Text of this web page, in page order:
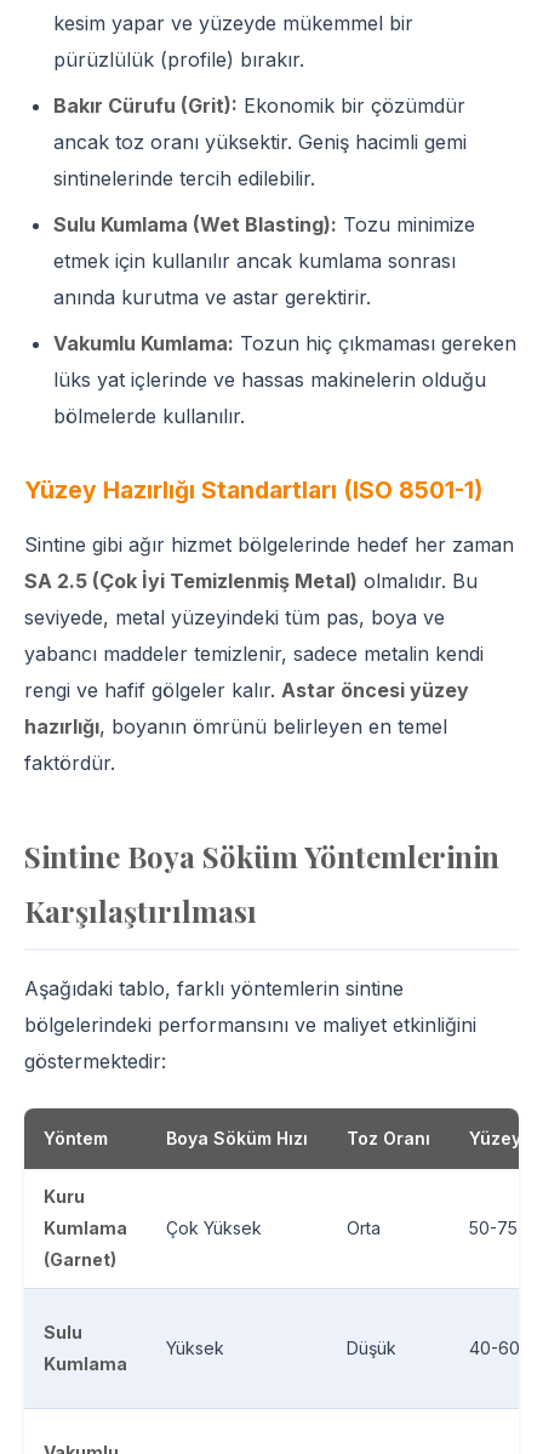
kesim yapar ve yüzeyde mükemmel bir
pürüzlülük (profile) bırakır.
Bakır Cürufu (Grit): Ekonomik bir çözümdür
ancak toz oranı yüksektir. Geniş hacimli gemi
sintinelerinde tercih edilebilir.
Sulu Kumlama (Wet Blasting): Tozu minimize
etmek için kullanılır ancak kumlama sonrası
anında kurutma ve astar gerektirir.
Vakumlu Kumlama: Tozun hiç çıkmaması gereken
lüks yat içlerinde ve hassas makinelerin olduğu
bölmelerde kullanılır.
Yüzey Hazırlığı Standartları (ISO 8501-1)
Sintine gibi ağır hizmet bölgelerinde hedef her zaman
SA 2.5 (Çok İyi Temizlenmiş Metal) olmalıdır. Bu
seviyede, metal yüzeyindeki tüm pas, boya ve
yabancı maddeler temizlenir, sadece metalin kendi
rengi ve hafif gölgeler kalır. Astar öncesi yüzey
hazırlığı, boyanın ömrünü belirleyen en temel
faktördür.
Sintine Boya Söküm Yöntemlerinin
Karşılaştırılması
Aşağıdaki tablo, farklı yöntemlerin sintine
bölgelerindeki performansını ve maliyet etkinliğini
göstermektedir:
Yöntem Boya Söküm Hızı Toz Oranı Yüzey
Kuru
Kumlama
(Garnet)
Çok Yüksek Orta 50-75
Sulu
Kumlama
Yüksek Düşük 40-60